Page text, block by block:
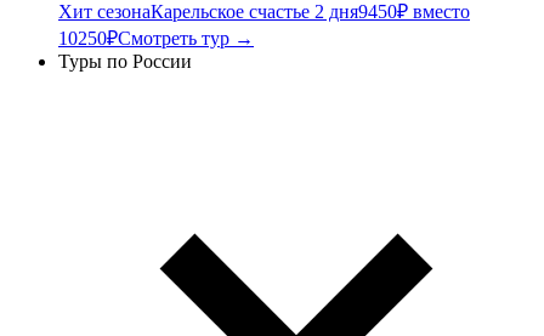
Хит сезонаКарельское счастье 2 дня9450₽ вместо
10250₽Смотреть тур →
Туры по России